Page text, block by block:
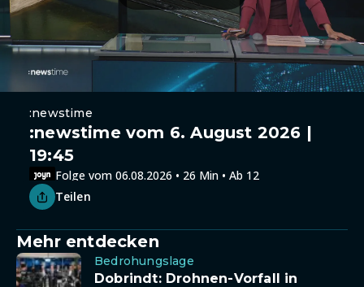
:newstime
:newstime vom 6. August 2026 |
19:45
Folge vom 06.08.2026 • 26 Min • Ab 12
Teilen
Mehr entdecken
Bedrohungslage
Dobrindt: Drohnen-Vorfall in